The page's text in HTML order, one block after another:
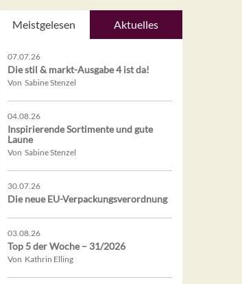
Meistgelesen Aktuelles
07.07.26
Die stil & markt-Ausgabe 4 ist da!
Von Sabine Stenzel
04.08.26
Inspirierende Sortimente und gute
Laune
Von Sabine Stenzel
30.07.26
Die neue EU-Verpackungsverordnung
03.08.26
Top 5 der Woche – 31/2026
Von Kathrin Elling